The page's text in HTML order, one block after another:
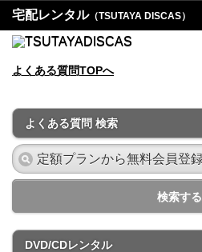
宅配レンタル（TSUTAYA DISCAS）
よくある質問TOPへ
よくある質問 検索
検索する
DVD/CDレンタル